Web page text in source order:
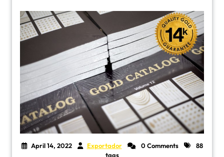
April 14, 2022 Exportador 0 Comments
88
tags